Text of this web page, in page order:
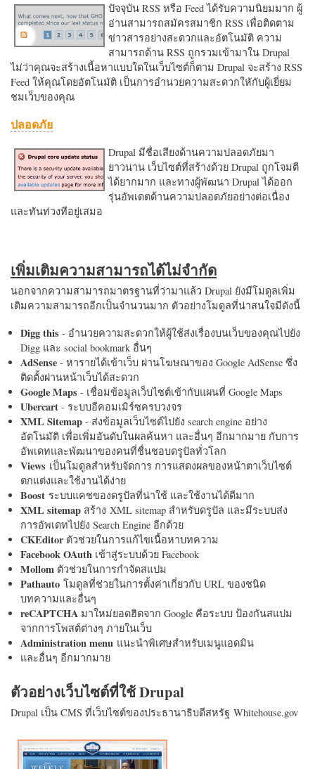
ปัจจุบัน RSS หรือ Feed ได้รับความนิยมมาก ผู้
อ่านสามารถสมัครสมาชิก RSS เพื่อติดตาม
ข่าวสารอย่างสะดวกและอัตโนมัติ ความ
สามารถด้าน RSS ถูกรวมเข้ามาใน Drupal
ไม่ว่าคุณจะสร้างเนื้อหาแบบใดในเว็บไซต์ก็ตาม Drupal จะสร้าง RSS
Feed ให้คุณโดยอัตโนมัติ เป็นการอำนวยความสะดวกใหักับผู้เยี่ยม
ชมเว็บของคุณ
ปลอดภัย
Drupal มีชื่อเสียงด้านความปลอดภัยมา
ยาวนาน เว็บไซต์ที่สร้างด้วย Drupal ถูกโจมตี
ได้ยากมาก และทางผู้พัฒนา Drupal ได้ออก
รุ่นอัพเดตด้านความปลอดภัยอย่างต่อเนื่อง
และทันท่วงทีอยู่เสมอ
เพิ่มเติมความสามารถได้ไม่จำกัด
นอกจากความสามารถมาตรฐานที่ว่ามาแล้ว Drupal ยังมีโมดูลเพิ่ม
เติมความสามารถอีกเป็นจำนวนมาก ตัวอย่างโมดูลที่น่าสนใจมีดังนี้
Digg this - อำนวยความสะดวกให้ผู้ใช้ส่งเรื่องบนเว็บของคุณไปยัง
Digg และ social bookmark อื่นๆ
AdSense - หารายได้เข้าเว็บ ผ่านโฆษณาของ Google AdSense ซึ่ง
ติดตั้งผ่านหน้าเว็บได้สะดวก
Google Maps - เชื่อมข้อมูลเว็บไซต์เข้ากับแผนที่ Google Maps
Ubercart - ระบบอีคอมเมิร์ซครบวงจร
XML Sitemap - ส่งข้อมูลเว็บไซต์ไปยัง search engine อย่าง
อัตโนมัติ เพื่อเพิ่มอันดับในผลค้นหา และอื่นๆ อีกมากมาย กับการ
อัพเดทและพัฒนาของคนที่ชื่นชอบดรูปัลทั่วโลก
Views เป็นโมดูลสำหรับจัดการ การแสดงผลของหน้าตาเว็บไซต์
ตกแต่งและใช้งานได้ง่าย
Boost ระบบแคชของดรูปัลที่น่าใช้ และใช้งานได้ดีมาก
XML sitemap สร้าง XML sitemap สำหรับดรูปัล และมีระบบส่ง
การอัพเดทไปยัง Search Engine อีกด้วย
CKEditorตัวช่วยในการแก้ไขเนื้อหาบทความ
Facebook OAuth เข้าสู่ระบบด้วย Facebook
Mollom ตัวช่วยในการกำจัดสแปม
Pathauto โมดูลที่ช่วยในการตั้งค่าเกี่ยวกับ URL ของชนิด
บทความและอื่นๆ
reCAPTCHA มาใหม่ยอดฮิตจาก Google คือระบบ ป้องกันสแปม
จากการโพสต์ต่างๆ ภายในเว็บ
Administration menu แนะนำพิเศษสำหรับเมนูแอดมิน
และอื่นๆ อีกมากมาย
ตัวอย่างเว็บไซต์ที่ใช้ Drupal
Drupal เป็น CMS ที่เว็บไซต์ของประธานาธิบดีสหรัฐ Whitehouse.gov